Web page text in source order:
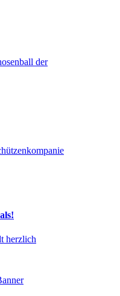
der
herzlich